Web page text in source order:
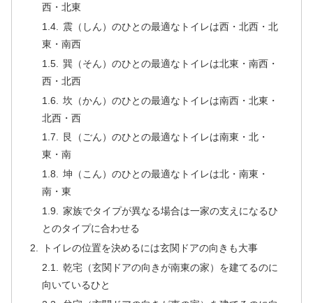
西・北東
震（しん）のひとの最適なトイレは西・北西・北
東・南西
巽（そん）のひとの最適なトイレは北東・南西・
西・北西
坎（かん）のひとの最適なトイレは南西・北東・
北西・西
艮（ごん）のひとの最適なトイレは南東・北・
東・南
坤（こん）のひとの最適なトイレは北・南東・
南・東
家族でタイプが異なる場合は一家の支えになるひ
とのタイプに合わせる
トイレの位置を決めるには玄関ドアの向きも大事
乾宅（玄関ドアの向きが南東の家）を建てるのに
向いているひと